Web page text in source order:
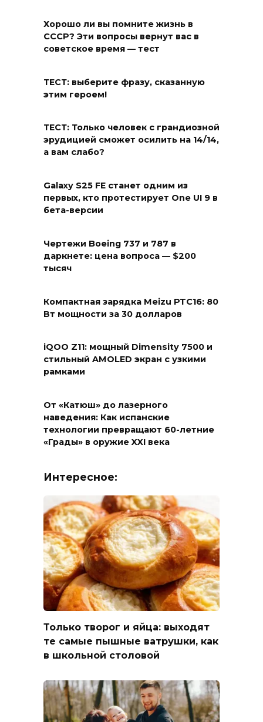
Хорошо ли вы помните жизнь в
СССР? Эти вопросы вернут вас в
советское время — тест
ТЕСТ: выберите фразу, сказанную
этим героем!
ТЕСТ: Только человек с грандиозной
эрудицией сможет осилить на 14/14,
а вам слабо?
Galaxy S25 FE станет одним из
первых, кто протестирует One UI 9 в
бета-версии
Чертежи Boeing 737 и 787 в
даркнете: цена вопроса — $200
тысяч
Компактная зарядка Meizu PTC16: 80
Вт мощности за 30 долларов
iQOO Z11: мощный Dimensity 7500 и
стильный AMOLED экран с узкими
рамками
От «Катюш» до лазерного
наведения: Как испанские
технологии превращают 60-летние
«Грады» в оружие XXI века
Интересное:
Только творог и яйца: выходят
те самые пышные ватрушки, как
в школьной столовой